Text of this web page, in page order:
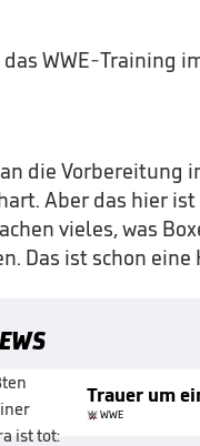
WWE-Training
die Vorbereitung
Aber das hier
vieles, was
Das ist schon eine
Trauer um
WWE